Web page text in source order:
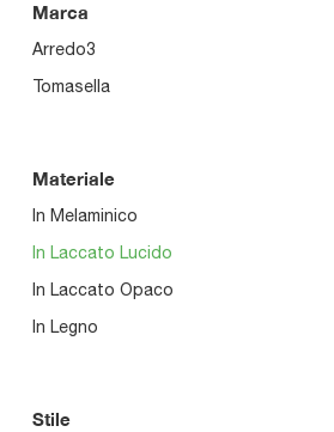
Marca
Arredo3
Tomasella
Materiale
In Melaminico
In Laccato Lucido
In Laccato Opaco
In Legno
Stile